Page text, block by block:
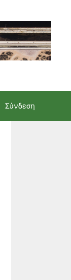
Σύνδεση